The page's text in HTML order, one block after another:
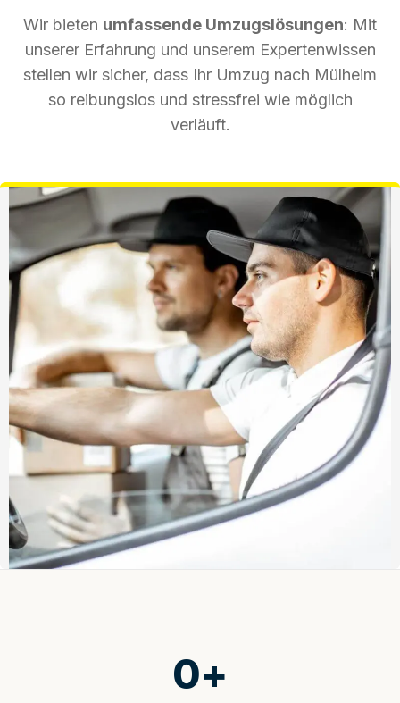
Wir bieten umfassende Umzugslösungen: Mit
unserer Erfahrung und unserem Expertenwissen
stellen wir sicher, dass Ihr Umzug nach Mülheim
so reibungslos und stressfrei wie möglich
verläuft.
0+